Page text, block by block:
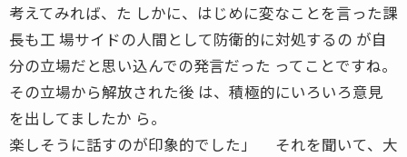
考えてみれば、た しかに、はじめに変なことを言った課
長も工 場サイドの人間として防衛的に対処するの が自
分の立場だと思い込んでの発言だった ってことですね。
その立場から解放された後 は、積極的にいろいろ意見
を出してましたか ら。
楽しそうに話すのが印象的でした」 それを聞いて、大